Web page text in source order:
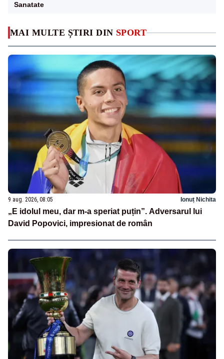
MAI MULTE ȘTIRI DIN SPORT
9 aug. 2026, 08:05 Ionuț Nichita
„E idolul meu, dar m-a speriat puțin”. Adversarul lui
David Popovici, impresionat de român
Sanatate